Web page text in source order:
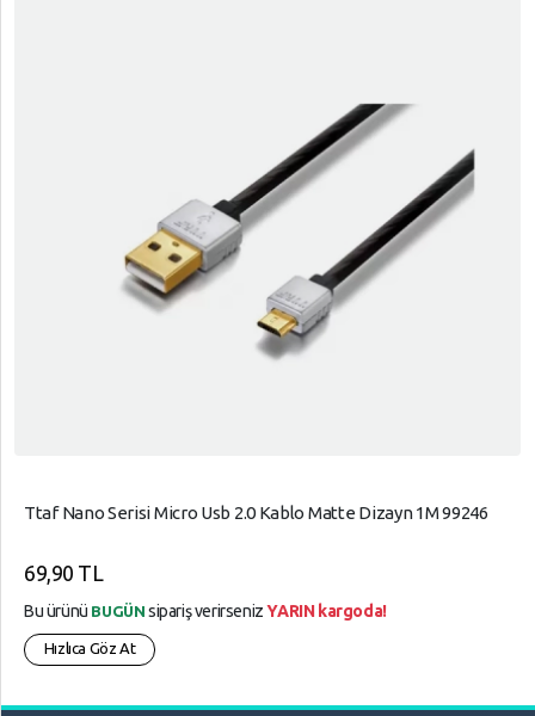
Ttaf Nano Serisi Micro Usb 2.0 Kablo Matte Dizayn 1M 99246
69,90 TL
Bu ürünü BUGÜN sipariş verirsenizYARIN kargoda!
Hızlıca Göz At